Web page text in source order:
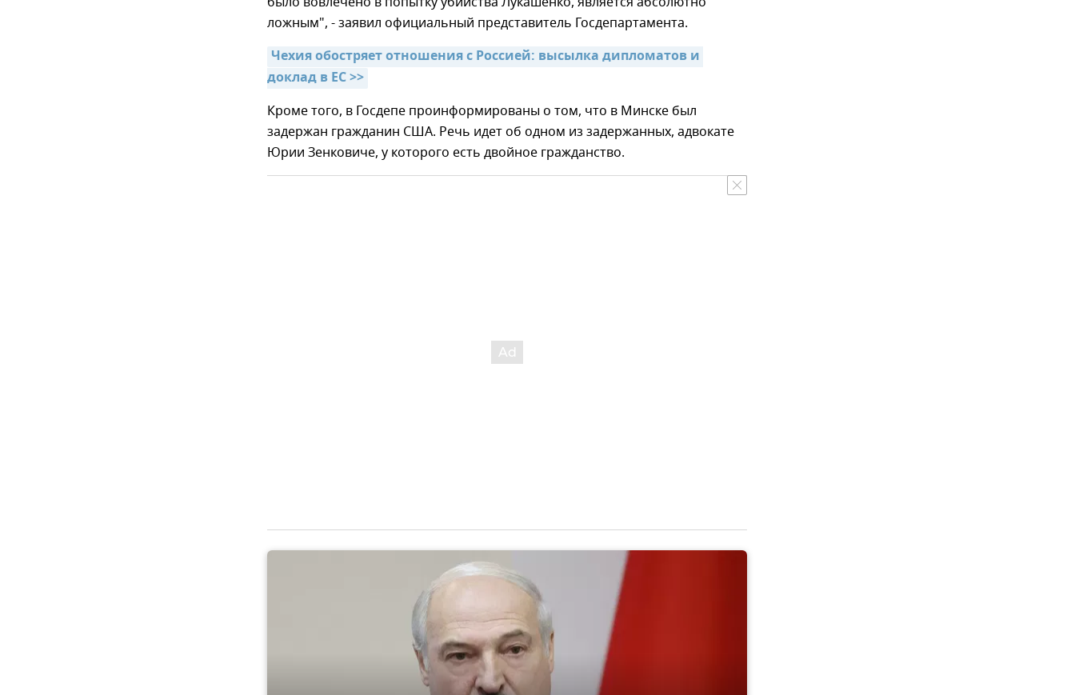
ложным", - заявил официальный представитель Госдепартамента.
Чехия обостряет отношения с Россией: высылка дипломатов и
доклад в ЕС >>
Кроме того, в Госдепе проинформированы о том, что в Минске был
задержан гражданин США. Речь идет об одном из задержанных, адвокате
Юрии Зенковиче, у которого есть двойное гражданство.